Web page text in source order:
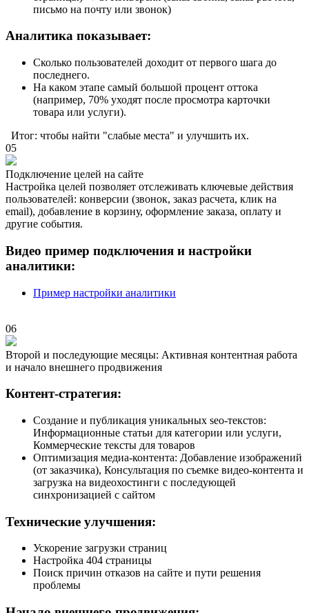
письмо на почту или звонок)
Аналитика показывает:
Сколько пользователей доходит от первого шага до
последнего.
На каком этапе самый большой процент оттока
(например, 70% уходят после просмотра карточки
товара или услуги).
Итог: чтобы найти "слабые места" и улучшить их.
05
Подключение целей на сайте
Настройка целей позволяет отслеживать ключевые действия
пользователей: конверсии (звонок, заказ расчета, клик на
email), добавление в корзину, оформление заказа, оплату и
другие события.
Видео пример подключения и настройки
аналитики:
Пример настройки аналитики
06
Второй и последующие месяцы: Активная контентная работа
и начало внешнего продвижения
Контент-стратегия:
Создание и публикация уникальных seo-текстов:
Информационные статьи для категории или услуги,
Коммерческие тексты для товаров
Оптимизация медиа-контента: Добавление изображений
(от заказчика), Консультация по съемке видео-контента и
загрузка на видеохостинги с последующей
синхронизацией с сайтом
Технические улучшения:
Ускорение загрузки страниц
Настройка 404 страницы
Поиск причин отказов на сайте и пути решения
проблемы